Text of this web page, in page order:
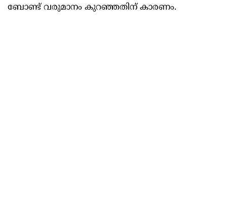
ബോണ്ട്‌ വരുമാനം കുറഞ്ഞതിന്‌ കാരണം.